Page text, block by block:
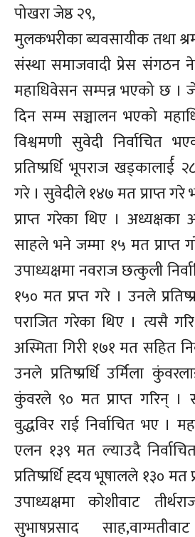
पोखरा जेष्ठ २९,
मुलकभरीका ब्यवसायीक तथा
संस्था समाजवादी प्रेस संगठन
महाधिवेसन सम्पन्न भएको छ ।
दिन सम्म सञ्चालन भएको
विश्वमणी सुवेदी निर्वाचित
प्रतिष्प्रर्धि भूपराज खड्कालार्ई
गरे । सुवेदीले १४७ मत प्राप्त
प्राप्त गरेका थिए । अध्यक्षका
साहले भने जम्मा १५ मत प्राप्त
उपाध्यक्षमा नवराज छत्कुली
१५० मत प्रप्त गरे । उनले
पराजित गरेका थिए । त्यसै
अस्मिता गिरी १७१ मत सहित
उनले प्रतिष्प्रर्धि उर्मिला
कुंवरले ९० मत प्राप्त गरिन् ।
वुद्धविर राई निर्वाचित भए ।
एलन १३९ मत ल्याउदै
प्रतिष्प्रर्धि ह्दय भूषालले १३० मत
उपाध्यक्षमा कोशीवाट
सुभाषप्रसाद